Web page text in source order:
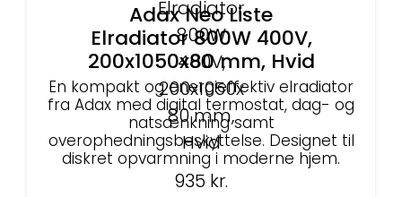
Adax Neo Liste
Elradiator 800W 400V,
200x1050x80 mm, Hvid
En kompakt og energieffektiv elradiator
fra Adax med digital termostat, dag- og
natsænkning samt
overophedningsbeskyttelse. Designet til
diskret opvarmning i moderne hjem.
935 kr.